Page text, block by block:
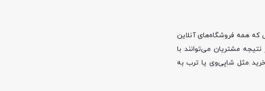
که همه فروشگاه‌های آنلاین
مشتریان می‌توانند با
مثل شاپی‌وی یا ترب به